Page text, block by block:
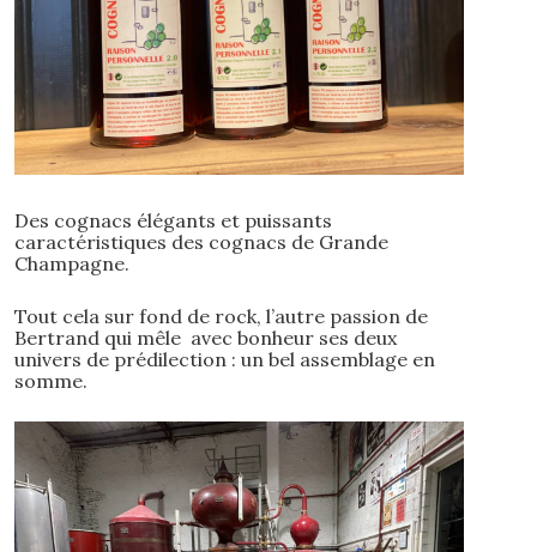
Des cognacs élégants et puissants
caractéristiques des cognacs de Grande
Champagne.
Tout cela sur fond de rock, l’autre passion de
Bertrand qui mêle avec bonheur ses deux
univers de prédilection : un bel assemblage en
somme.